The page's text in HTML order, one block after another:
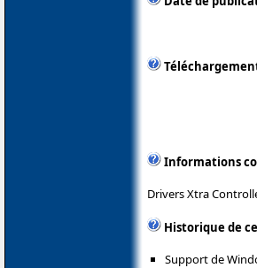
Informations
Drivers Xtra
Historique de
Support de